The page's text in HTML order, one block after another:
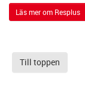
Läs mer om Resplus
Till toppen